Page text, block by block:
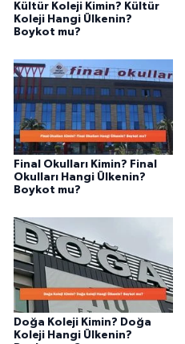
Kültür Koleji Kimin? Kültür
Koleji Hangi Ülkenin?
Boykot mu?
Final Okulları Kimin? Final
Okulları Hangi Ülkenin?
Boykot mu?
Doğa Koleji Kimin? Doğa
Koleji Hangi Ülkenin?